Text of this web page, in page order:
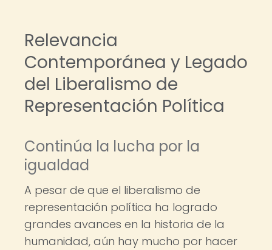
Relevancia
Contemporánea y Legado
del Liberalismo de
Representación Política
Continúa la lucha por la
igualdad
A pesar de que el liberalismo de
representación política ha logrado
grandes avances en la historia de la
humanidad, aún hay mucho por hacer